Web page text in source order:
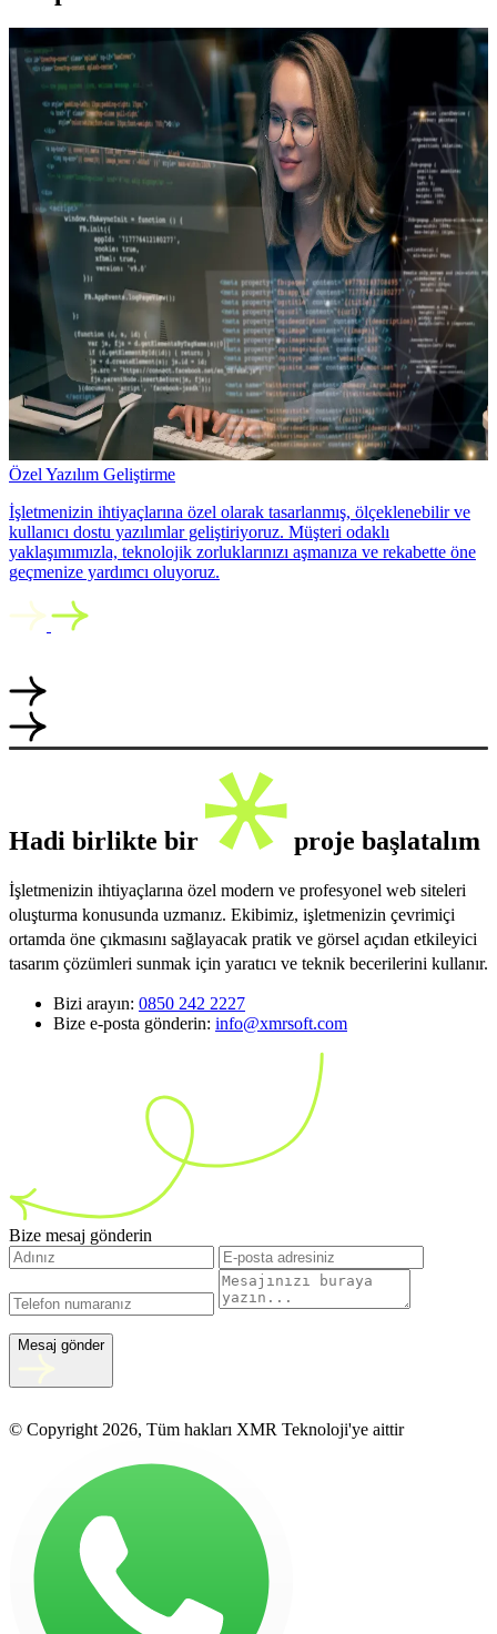
Özel Yazılım Geliştirme
İşletmenizin ihtiyaçlarına özel olarak tasarlanmış, ölçeklenebilir ve
kullanıcı dostu yazılımlar geliştiriyoruz. Müşteri odaklı
yaklaşımımızla, teknolojik zorluklarınızı aşmanıza ve rekabette öne
geçmenize yardımcı oluyoruz.
Hadi birlikte bir proje başlatalım
İşletmenizin ihtiyaçlarına özel modern ve profesyonel web siteleri
oluşturma konusunda uzmanız. Ekibimiz, işletmenizin çevrimiçi
ortamda öne çıkmasını sağlayacak pratik ve görsel açıdan etkileyici
tasarım çözümleri sunmak için yaratıcı ve teknik becerilerini kullanır.
Bizi arayın: 0850 242 2227
Bize e-posta gönderin: info@xmrsoft.com
Bize mesaj gönderin
Mesaj gönder
© Copyright 2026, Tüm hakları XMR Teknoloji'ye aittir